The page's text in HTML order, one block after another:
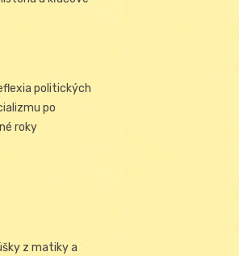
politických
po
roky
z matiky a